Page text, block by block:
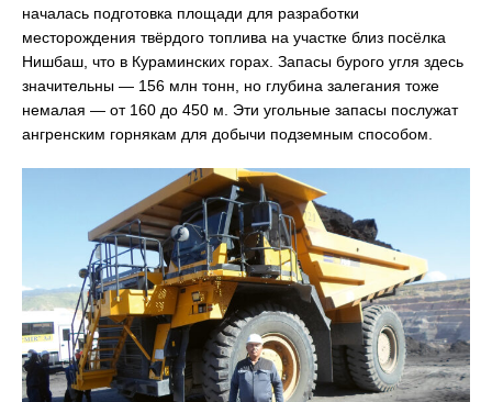
началась подготовка площади для разработки
месторождения твёрдого топлива на участке близ посёлка
Нишбаш, что в Кураминских горах. Запасы бурого угля здесь
значительны — 156 млн тонн, но глубина залегания тоже
немалая — от 160 до 450 м. Эти угольные запасы послужат
ангренским горнякам для добычи подземным способом.